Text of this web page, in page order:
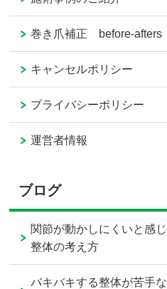
巻き爪補正 before-afters
キャンセルポリシー
プライバシーポリシー
運営者情報
ブログ
関節が動かしにくいと感
整体の考え方
バキバキする整体が苦手